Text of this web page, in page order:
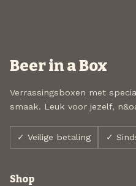
Beer in a Box
Verrassingsboxen met
smaak. Leuk voor jezelf,
✓ Veilige betaling ✓
Shop